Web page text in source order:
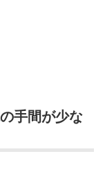
手間が少な